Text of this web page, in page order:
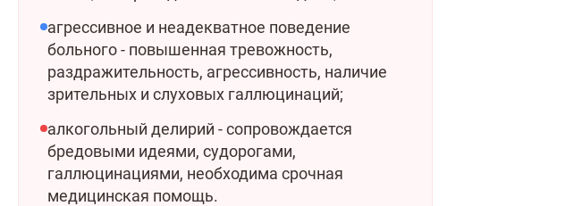
агрессивное и неадекватное поведение
больного - повышенная тревожность,
раздражительность, агрессивность, наличие
зрительных и слуховых галлюцинаций;
алкогольный делирий - сопровождается
бредовыми идеями, судорогами,
галлюцинациями, необходима срочная
медицинская помощь.